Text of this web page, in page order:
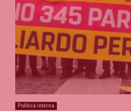
Politica interna